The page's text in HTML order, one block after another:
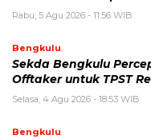
Rabu, 5 Agu 2026 - 11:56 WIB
Bengkulu
Sekda Bengkulu
Offtaker untuk TPST
Selasa, 4 Agu 2026 - 18:53 WIB
Bengkulu